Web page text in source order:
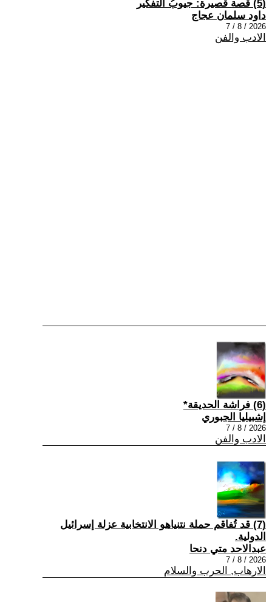
(5) قصة قصيرة: جيوبُ التفكير
داود سلمان عجاج
2026 / 8 / 7
الادب والفن
(6) فراشة الحديقة*
إشبيليا الجبوري
2026 / 8 / 7
الادب والفن
(7) قد تُفاقم حملة نتنياهو الانتخابية عزلة إسرائيل
الدولية.
عبدالاحد متي دنحا
2026 / 8 / 7
الارهاب, الحرب والسلام